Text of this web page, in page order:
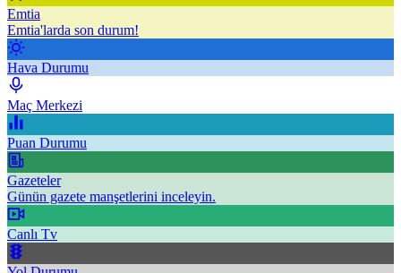
Emtia
Emtia'larda son durum!
Hava Durumu
Maç Merkezi
Puan Durumu
Gazeteler
Günün gazete manşetlerini inceleyin.
Canlı Tv